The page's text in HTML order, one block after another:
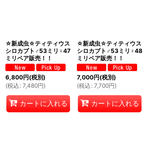
☆新成虫☆ティティウス
シロカブト♂53ミリ♀47
ミリペア販売！！
6,800円(税別)
(税込 : 7,480円)
カートに入れる
☆新成虫☆ティティウス
シロカブト♂53ミリ♀48
ミリペア販売！！
7,000円(税別)
(税込 : 7,700円)
カートに入れる